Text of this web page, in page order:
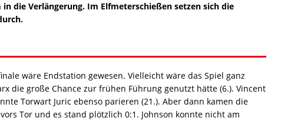
die Verlängerung. Im Elfmeterschießen setzen sich die
wäre Endstation gewesen. Vielleicht wäre das Spiel ganz
die große Chance zur frühen Führung genutzt hätte (6.). Vincent
Torwart Juric ebenso parieren (21.). Aber dann kamen die
Tor und es stand plötzlich 0:1. Johnson konnte nicht am